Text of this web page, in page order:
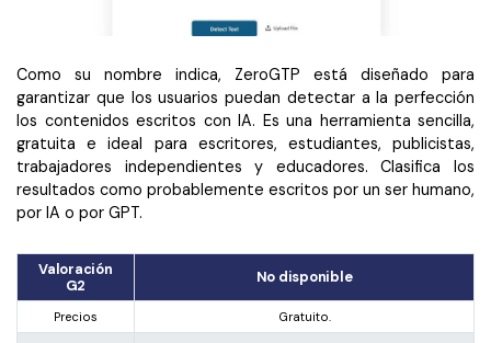
Como su nombre indica, ZeroGTP está diseñado para
garantizar que los usuarios puedan detectar a la perfección
los contenidos escritos con IA. Es una herramienta sencilla,
gratuita e ideal para escritores, estudiantes, publicistas,
trabajadores independientes y educadores. Clasifica los
resultados como probablemente escritos por un ser humano,
por IA o por GPT.
Valoración
G2
No disponible
Precios Gratuito.